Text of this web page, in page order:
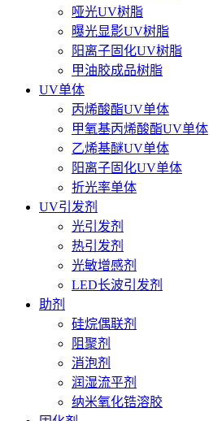
哑光UV树脂
曝光显影UV树脂
阳离子固化UV树脂
甲油胶成品树脂
UV单体
丙烯酸酯UV单体
甲氧基丙烯酸酯UV单体
乙烯基醚UV单体
阳离子固化UV单体
折光率单体
UV引发剂
光引发剂
热引发剂
光敏增感剂
LED长波引发剂
助剂
硅烷偶联剂
阻聚剂
消泡剂
润湿流平剂
纳米氧化锆溶胶